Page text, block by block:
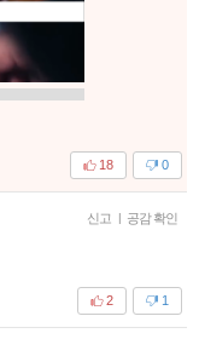
0
18
신고 | 공감 확인
1
2